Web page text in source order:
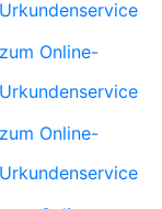
Urkundenservice
zum Online-
Urkundenservice
zum Online-
Urkundenservice